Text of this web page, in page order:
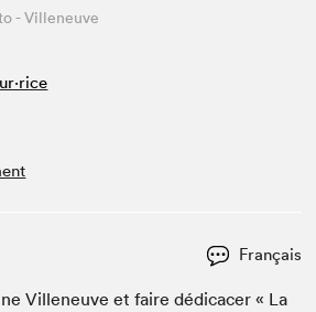
- Villeneuve
Français
Vil­leneuve et faire dédi­cac­er « La